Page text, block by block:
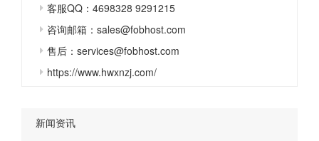
客服QQ：4698328 9291215
咨询邮箱：sales@fobhost.com
售后：services@fobhost.com
https://www.hwxnzj.com/
新闻资讯